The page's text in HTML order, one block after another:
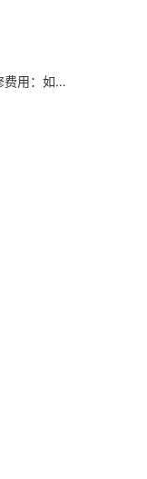
办公室一平米装修费用：如何合理控制装修成本，实现精致办公空间的经济建设